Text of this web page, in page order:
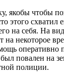
якобы чтобы
этого схватил
на себя. На
на некоторое
оперативно
повален на
полиции.